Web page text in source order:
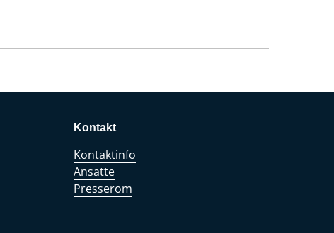
Kontakt
Kontaktinfo
Ansatte
Presserom